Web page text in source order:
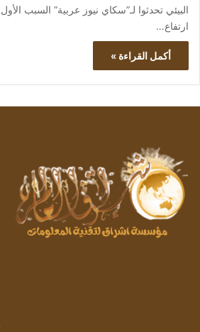
البيئي تحدثوا لـ”سكاي نيوز عربية” السبب
ارتفاع…
أكمل القراءة »